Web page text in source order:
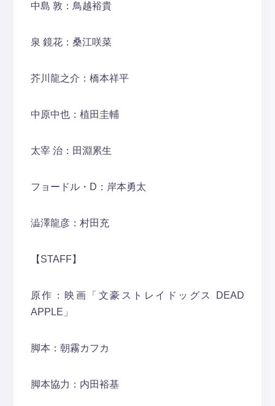
中島 敦：鳥越裕貴
泉 鏡花：桑江咲菜
芥川龍之介：橋本祥平
中原中也：植田圭輔
太宰 治：田淵累生
フョードル・D：岸本勇太
澁澤龍彦：村田充
【STAFF】
原作：映画「文豪ストレイドッグス DEAD
APPLE」
脚本：朝霧カフカ
脚本協力：内田裕基